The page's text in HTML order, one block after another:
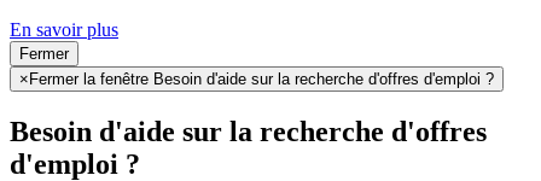
En savoir plus
Fermer
×Fermer la fenêtre Besoin d'aide sur la recherche d'offres d'emploi ?
Besoin d'aide sur la recherche d'offres
d'emploi ?